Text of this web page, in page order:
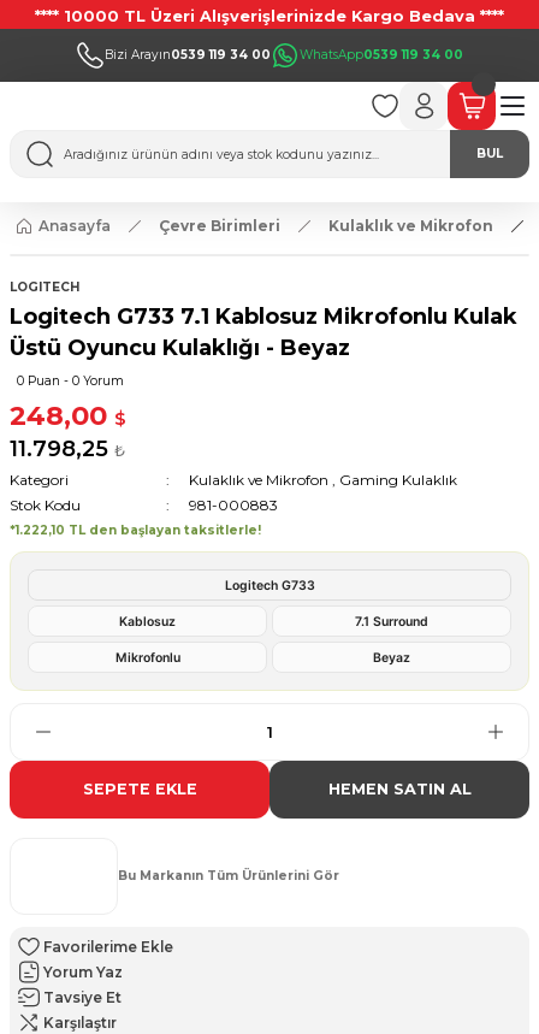
**** 10000 TL Üzeri Alışverişlerinizde Kargo Bedava ****
Bizi Arayın0539 119 34 00 WhatsApp0539 119 34 00
BUL
Anasayfa Çevre Birimleri Kulaklık ve Mikrofon
LOGITECH
Logitech G733 7.1 Kablosuz Mikrofonlu Kulak
Üstü Oyuncu Kulaklığı - Beyaz
0 Puan - 0 Yorum
248,00 $
11.798,25 ₺
Kategori
Kulaklık ve Mikrofon , Gaming Kulaklık
Stok Kodu
981-000883
*1.222,10 TL den başlayan taksitlerle!
Logitech G733
Kablosuz 7.1 Surround
Mikrofonlu Beyaz
SEPETE EKLE HEMEN SATIN AL
Bu Markanın Tüm Ürünlerini Gör
Yorum Yaz
Tavsiye Et
Karşılaştır